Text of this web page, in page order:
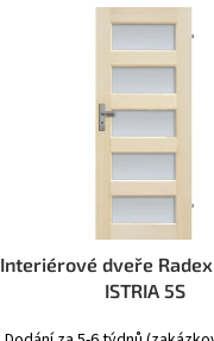
Interiérové dveře
ISTRIA 5S